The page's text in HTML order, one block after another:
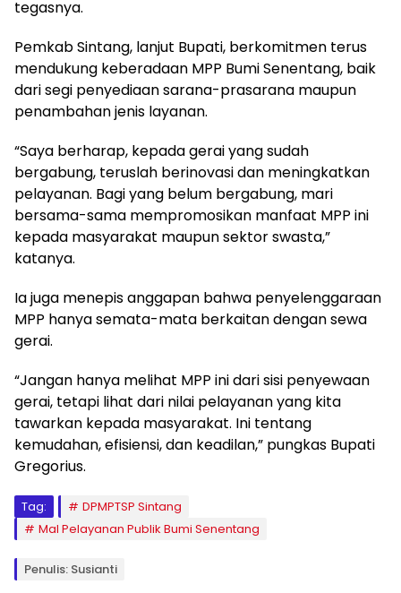
tegasnya.
Pemkab Sintang, lanjut Bupati, berkomitmen terus
mendukung keberadaan MPP Bumi Senentang, baik
dari segi penyediaan sarana-prasarana maupun
penambahan jenis layanan.
“Saya berharap, kepada gerai yang sudah
bergabung, teruslah berinovasi dan meningkatkan
pelayanan. Bagi yang belum bergabung, mari
bersama-sama mempromosikan manfaat MPP ini
kepada masyarakat maupun sektor swasta,”
katanya.
Ia juga menepis anggapan bahwa penyelenggaraan
MPP hanya semata-mata berkaitan dengan sewa
gerai.
“Jangan hanya melihat MPP ini dari sisi penyewaan
gerai, tetapi lihat dari nilai pelayanan yang kita
tawarkan kepada masyarakat. Ini tentang
kemudahan, efisiensi, dan keadilan,” pungkas Bupati
Gregorius.
Tag:
DPMPTSP Sintang
Mal Pelayanan Publik Bumi Senentang
Penulis: Susianti